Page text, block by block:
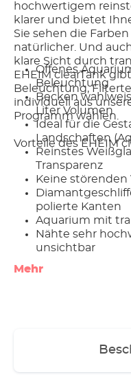
hochwertigem
klarer und bietet
Sie sehen die
natürlicher. Und
klare Sicht durch
EHEIM clearTank
Beleuchtung,
individuell aus
Programm wählen.
Vorteile des EHEIM
Offenes
Beleuchtung
Becken
Liter Volumen
Ideal für die
Landschaften
Reinstes
Transparenz
Keine
polierte Kanten
Aquarium mit
Nähte sehr
unsichtbar
umfangreiche
Mehr